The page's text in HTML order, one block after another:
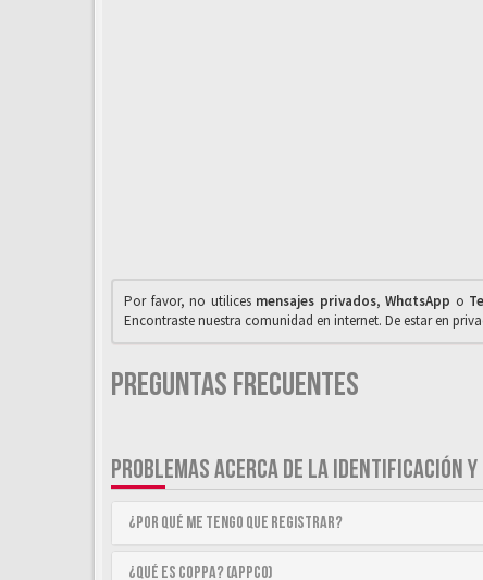
Por favor, no utilices mensajes privados,WhαtsApp o
Encontraste nuestra comunidad en internet. De estar en
Preguntas Frecuentes
PROBLEMAS ACERCA DE LA IDENTIFICACIÓN
¿Por qué me tengo que registrar?
¿Qué es COPPA? (APPCO)